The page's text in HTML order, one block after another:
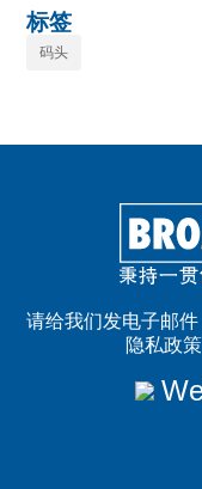
标签
码头
请给我们发电子邮
隐私政策